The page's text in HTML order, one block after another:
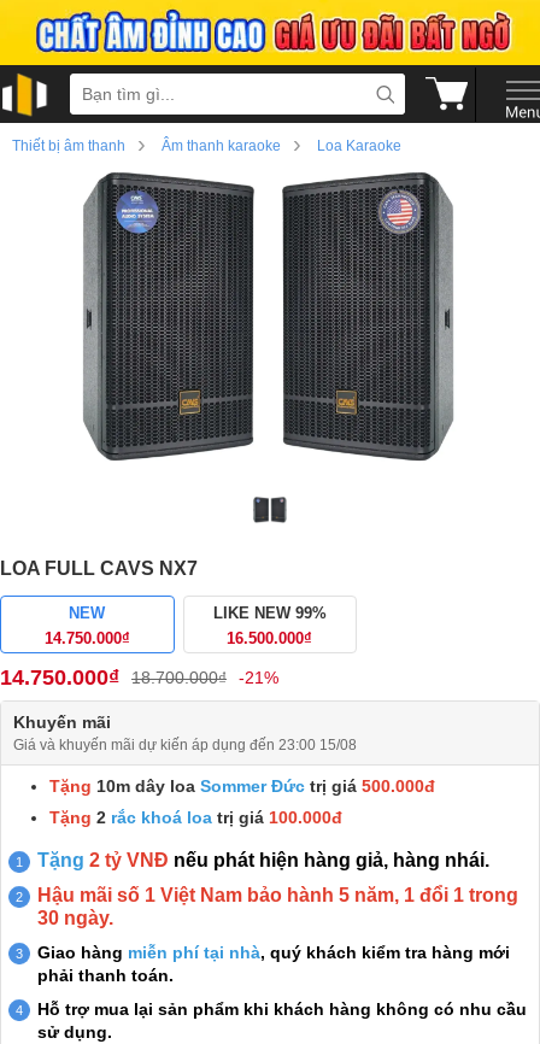
Thiết bị âm thanh › Âm thanh karaoke › Loa Karaoke
LOA FULL CAVS NX7
NEW
14.750.000₫
LIKE NEW 99%
16.500.000₫
14.750.000₫ 18.700.000₫ -21%
Khuyến mãi
Giá và khuyến mãi dự kiến áp dụng đến 23:00 15/08
Tặng 10m dây loa Sommer Đức trị giá 500.000đ
Tặng 2 rắc khoá loa trị giá 100.000đ
Tặng 2 tỷ VNĐ nếu phát hiện hàng giả, hàng nhái.
Hậu mãi số 1 Việt Nam bảo hành 5 năm, 1 đổi 1 trong
30 ngày.
Giao hàng miễn phí tại nhà, quý khách kiểm tra hàng mới
phải thanh toán.
Hỗ trợ mua lại sản phẩm khi khách hàng không có nhu cầu
sử dụng.